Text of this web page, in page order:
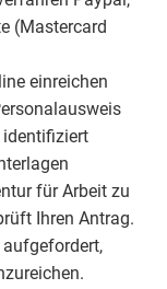
(Mastercard
einreichen
für Arbeit zu
Ihren Antrag.
aufgefordert,